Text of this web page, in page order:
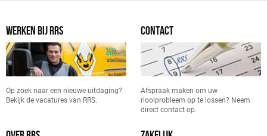
WERKEN BIJ RRS
Op zoek naar een nieuwe uitdaging?
Bekijk de vacatures van RRS.
CONTACT
Afspraak maken om uw
rioolprobleem op te lossen? Neem
direct contact op.